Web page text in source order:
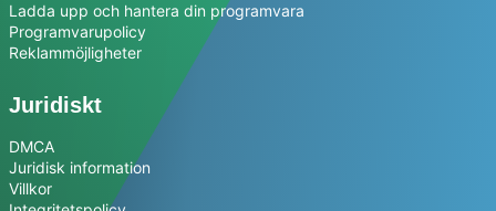
Ladda upp och hantera din programvara
Programvarupolicy
Reklammöjligheter
Juridiskt
DMCA
Juridisk information
Villkor